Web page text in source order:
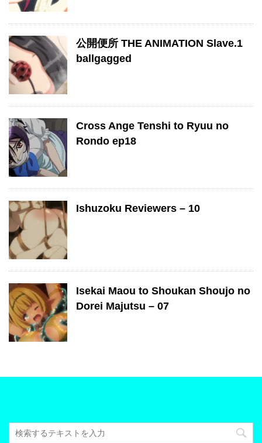
公開便所 THE ANIMATION Slave.1
ballgagged
Cross Ange Tenshi to Ryuu no
Rondo ep18
Ishuzoku Reviewers – 10
Isekai Maou to Shoukan Shoujo no
Dorei Majutsu – 07